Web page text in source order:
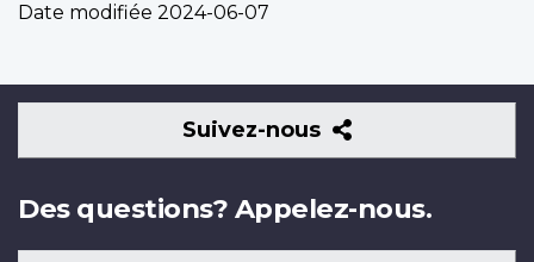
Date modifiée 2024-06-07
Suivez-nous
Suivez-
nous
Des questions? Appelez-nous.